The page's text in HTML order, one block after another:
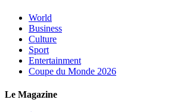
World
Business
Culture
Sport
Entertainment
Coupe du Monde 2026
Le Magazine